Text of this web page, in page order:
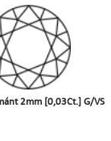
2mm [0,03Ct.] G/VS